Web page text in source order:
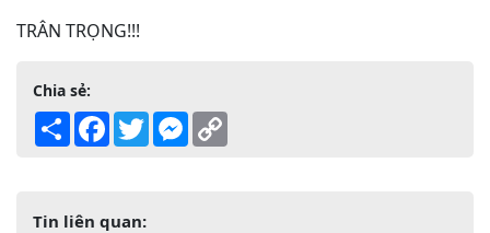
TRÂN TRỌNG!!!
Chia sẻ:
Share Facebook
TwitterMessenger
Tin liên quan: